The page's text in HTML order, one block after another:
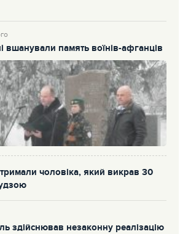
память воїнів-афганців
чоловіка, який викрав 30
здійснював незаконну реалізацію